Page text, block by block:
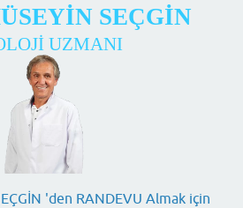
SEÇGİN
UZMANI
'den RANDEVU Almak için